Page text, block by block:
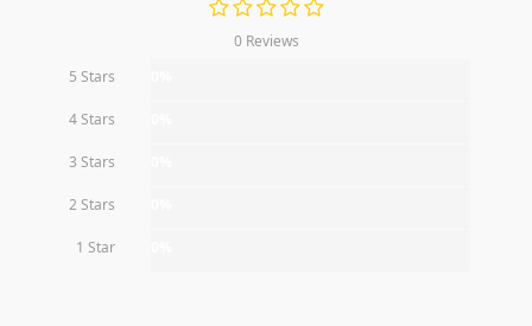
0 Reviews
5 Stars
4 Stars
3 Stars
2 Stars
1 Star